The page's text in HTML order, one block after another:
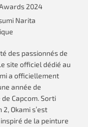
2024
Narita
des passionnés de
site officiel dédié au
a officiellement
année de
Capcom. Sorti
Okami s’est
de la peinture